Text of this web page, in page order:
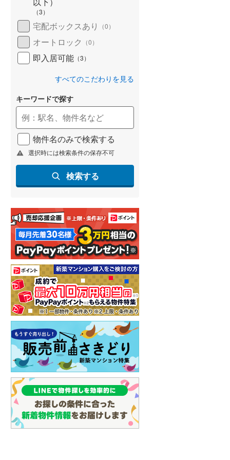
（3）
宅配ボックスあり （0）
オートロック （0）
即入居可能 （3）
すべてのこだわりを見る
キーワードで探す
物件名のみで検索する
選択時には検索条件の保存不可
検索する
名古屋市営地下鉄鶴舞線( 177)
名古屋市営地下鉄名港線(
OsakaMetro長堀鶴見緑地線
OsakaMetro谷町線 ( 362)
OsakaMetro千日前線(223)
神戸市営地下鉄海岸線(41)
福岡市地下鉄七隈線(178)
函館市電宝来・谷地頭線
真岡鐵道(0)
山形鉄道フラワー長井線(0)
えちごトキめき鉄道妙高はねうまラ
イン(3)
しなの鉄道(6)
津軽鉄道(0)
三陸鉄道リアス線(0)
仙台空港アクセス線(5)
松本電鉄上高地線( 2)
関東鉄道常総線(6)
銚子電気鉄道(0)
上信電鉄上信線(17)
埼玉新都市交通伊奈線(86
京成成田高速鉄道アクセス線(1)